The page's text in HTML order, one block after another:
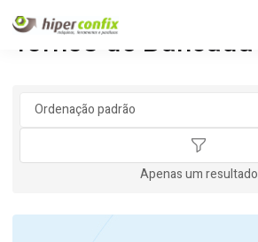
Tornos de Bancada
Apenas um resultado